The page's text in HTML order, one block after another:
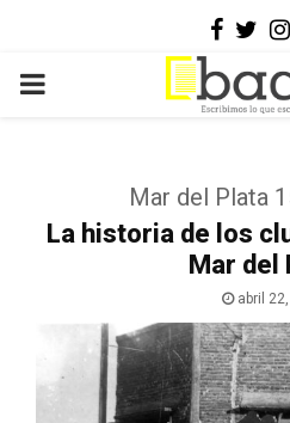
PRIMARY
Mar del Plata
La historia de los
Mar del
abril